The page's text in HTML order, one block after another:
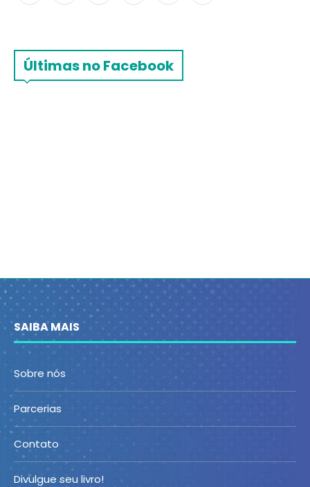
Últimas no Facebook
SAIBA MAIS
Sobre nós
Parcerias
Contato
Divulgue seu livro!